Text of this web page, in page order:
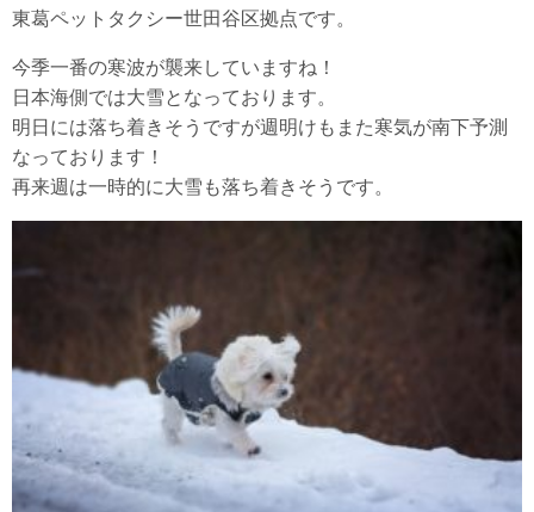
東葛ペットタクシー世田谷区拠点です。
今季一番の寒波が襲来していますね！
日本海側では大雪となっております。
明日には落ち着きそうですが週明けもまた寒気が南下予測
なっております！
再来週は一時的に大雪も落ち着きそうです。